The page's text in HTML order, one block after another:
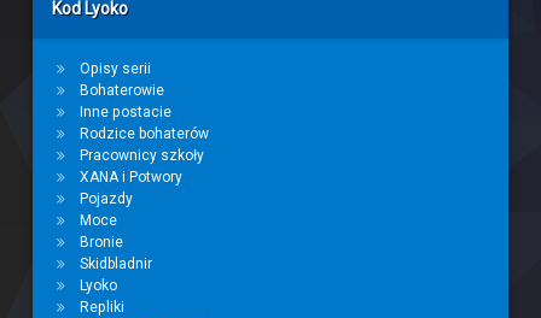
Kod Lyoko
Opisy serii
Bohaterowie
Inne postacie
Rodzice bohaterów
Pracownicy szkoły
XANA i Potwory
Pojazdy
Moce
Bronie
Skidbladnir
Lyoko
Repliki